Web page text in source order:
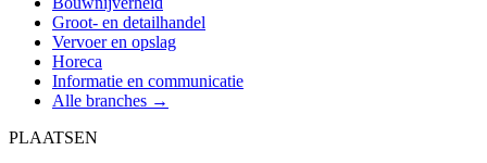
Groot- en detailhandel
Vervoer en opslag
Horeca
Informatie en communicatie
Alle branches →
PLAATSEN